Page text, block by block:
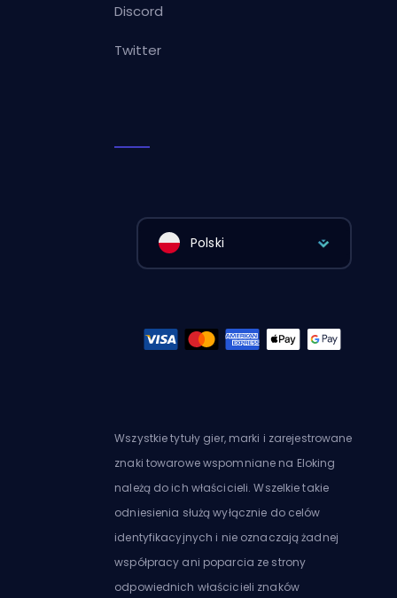
Discord
Twitter
Polski
Wszystkie tytuły gier, marki i zarejestrowane
znaki towarowe wspomniane na Eloking
należą do ich właścicieli. Wszelkie takie
odniesienia służą wyłącznie do celów
identyfikacyjnych i nie oznaczają żadnej
współpracy ani poparcia ze strony
odpowiednich właścicieli znaków